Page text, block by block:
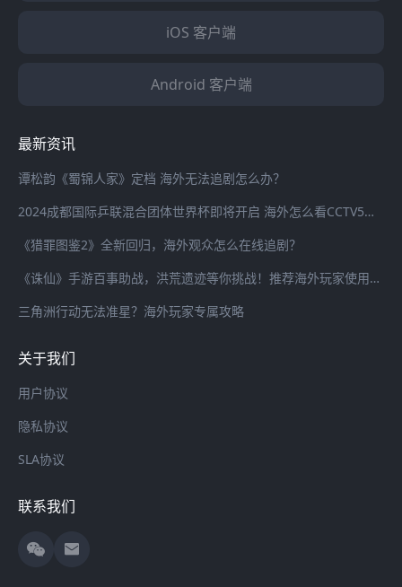
iOS 客户端
Android 客户端
最新资讯
谭松韵《蜀锦人家》定档 海外无法追剧怎么办？
2024成都国际乒联混合团体世界杯即将开启 海外怎么看CCTV5全程直播？
《猎罪图鉴2》全新回归，海外观众怎么在线追剧？
《诛仙》手游百事助战，洪荒遗迹等你挑战！推荐海外玩家使用海螺加速器畅连国服游戏
三角洲行动无法准星？海外玩家专属攻略
关于我们
用户协议
隐私协议
SLA协议
联系我们